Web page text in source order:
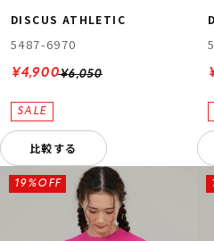
DISCUS ATHLETIC
5487-6970
¥6,050
¥4,900
比較する
19%OFF